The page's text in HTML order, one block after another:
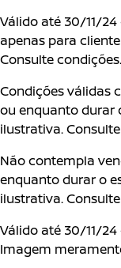
Válido até 30/11/
apenas para
Consulte
Condições válidas
ou enquanto durar
ilustrativa.
Não contempla
enquanto durar o
ilustrativa.
Válido até 30/11/
Imagem